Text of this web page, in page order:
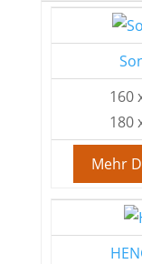
160
180
Mehr